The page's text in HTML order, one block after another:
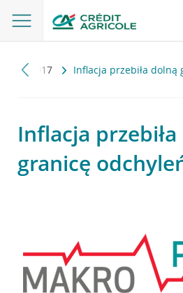
2017 Inflacja przebiła
Inflacja
granicę